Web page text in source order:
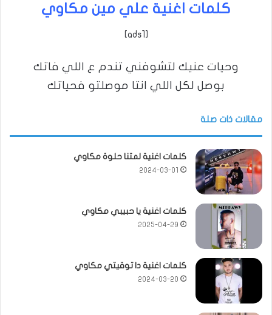
كلمات اغنية علي مين مكاوي
[ads1]
وحيات عنيك لتشوفني تندم ع اللي فاتك
بوصل لكل اللي انتا موصلتو فحياتك
مقالات ذات صلة
كلمات اغنية لمتنا حلوة مكاوي
2024-03-01
كلمات اغنية يا حبيبي مكاوي
2025-04-29
كلمات اغنية دا توقيتي مكاوي
2024-03-20